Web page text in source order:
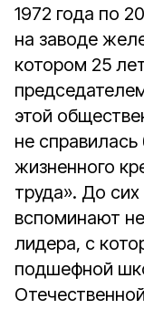
1972 года по
на заводе
котором 25
этой
не
жизненного
труда». До
вспоминают
лидера, с
подшефной